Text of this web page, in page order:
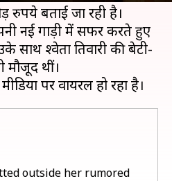
रुपये बताई जा रही है।
नई गाड़ी में सफर करते हुए
साथ श्वेता तिवारी की बेटी-
मौजूद थीं।
outside her rumored